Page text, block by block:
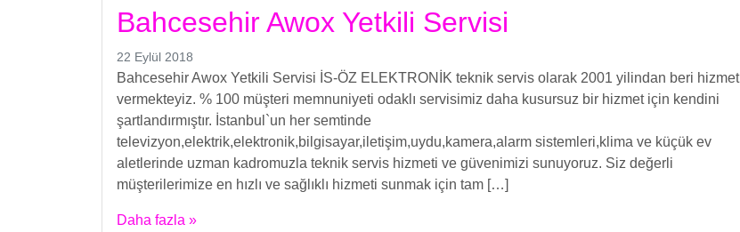
Bahcesehir Awox Yetkili Servisi
22 Eylül 2018
Bahcesehir Awox Yetkili Servisi İS-ÖZ ELEKTRONİK teknik servis olarak 2001 yilindan beri hizmet
vermekteyiz. % 100 müşteri memnuniyeti odaklı servisimiz daha kusursuz bir hizmet için kendini
şartlandırmıştır. İstanbul`un her semtinde
televizyon,elektrik,elektronik,bilgisayar,iletişim,uydu,kamera,alarm sistemleri,klima ve küçük ev
aletlerinde uzman kadromuzla teknik servis hizmeti ve güvenimizi sunuyoruz. Siz değerli
müşterilerimize en hızlı ve sağlıklı hizmeti sunmak için tam […]
Daha fazla »